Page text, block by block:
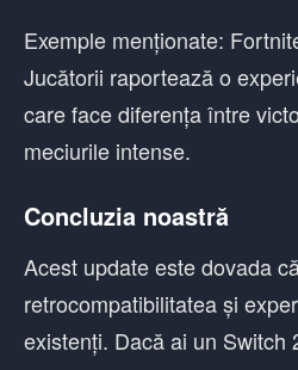
Exemple menționate:
Jucătorii raportează o
care face diferența între
meciurile intense.
Concluzia noastră
Acest update este dovada
retrocompatibilitatea și
existenți. Dacă ai un Switch